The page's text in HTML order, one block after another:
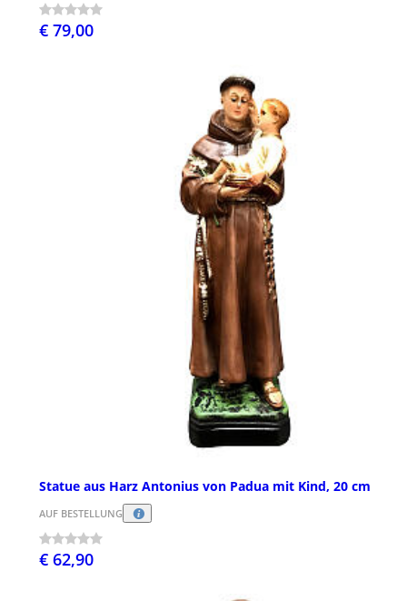
€ 79,00
Statue aus Harz Antonius von Padua mit Kind, 20 cm
AUF BESTELLUNG
€ 62,90